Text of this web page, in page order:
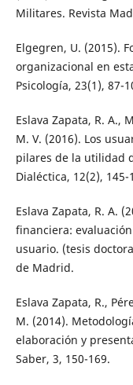
Militares. Revista
Elgegren, U. (2015).
organizacional en
Psicología, 23(1), 87-
Eslava Zapata, R. A.,
M. V. (2016). Los
pilares de la utilidad
Dialéctica, 12(2), 145-
Eslava Zapata, R. A.
financiera:
usuario. (tesis
de Madrid.
Eslava Zapata, R.,
M. (2014).
elaboración y
Saber, 3, 150-169.